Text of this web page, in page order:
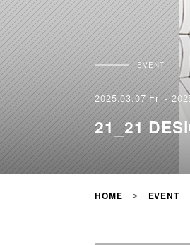
21_21
2025.03.07 Fri -
EVENT
HOME EVENT